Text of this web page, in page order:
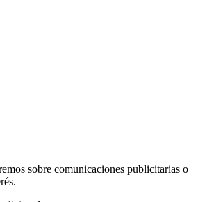
sobre comunicaciones publicitarias o